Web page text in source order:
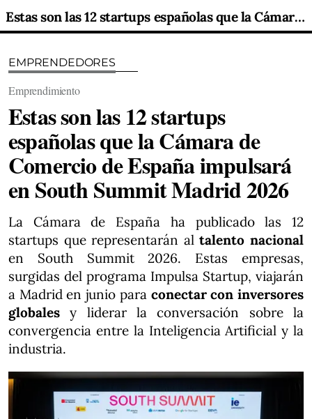
Estas son las 12 startups españolas que la Cámara de Comercio de España impulsará en South Summit Madrid 2026
EMPRENDEDORES
Emprendimiento
Estas son las 12 startups
españolas que la Cámara de
Comercio de España impulsará
en South Summit Madrid 2026
La Cámara de España ha publicado las 12
startups que representarán altalento nacional
en South Summit 2026. Estas empresas,
surgidas del programa Impulsa Startup, viajarán
a Madrid en junio paraconectar con inversores
globalesy liderar la conversación sobre la
convergencia entre la Inteligencia Artificial y la
industria.